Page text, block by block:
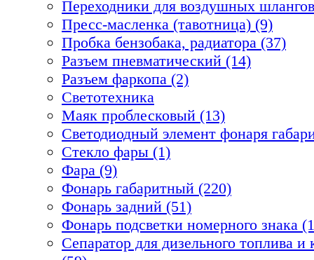
Переходники для воздушных
Пресс-масленка (тавотница) (9)
Пробка бензобака, радиатора (37)
Разъем пневматический (14)
Разъем фаркопа (2)
Светотехника
Маяк проблесковый (13)
Светодиодный элемент фонаря
Стекло фары (1)
Фара (9)
Фонарь габаритный (220)
Фонарь задний (51)
Фонарь подсветки номерного знака
Сепаратор для дизельного топлива